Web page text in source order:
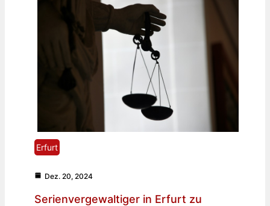
Erfurt
Dez. 20, 2024
Serienvergewaltiger in Erfurt zu